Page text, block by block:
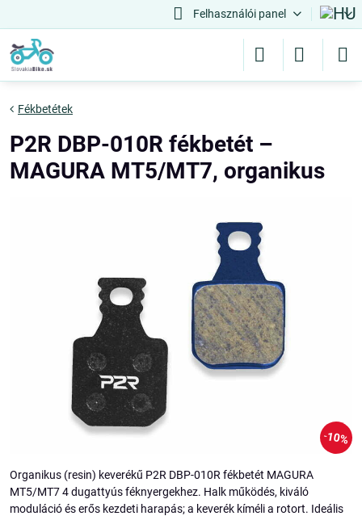
Felhasználói panel
10%
Fékbetétek
P2R DBP-010R fékbetét –
MAGURA MT5/MT7, organikus
Organikus (resin) keverékű P2R DBP-010R fékbetét MAGURA
MT5/MT7 4 dugattyús féknyergekhez. Halk működés, kiváló
moduláció és erős kezdeti harapás; a keverék kíméli a rotort. Ideális